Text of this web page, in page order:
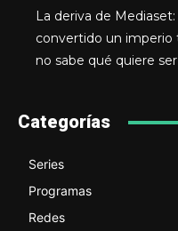
La deriva de
convertido un imperio
no sabe qué quiere ser
Categorías
Series
Programas
Redes